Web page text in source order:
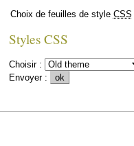
Choix de feuilles de style CSS
Styles CSS
Choisir :
Envoyer :